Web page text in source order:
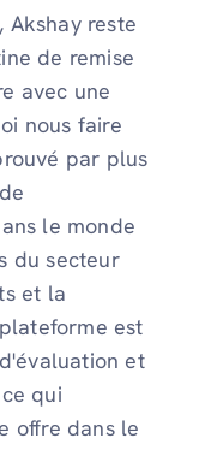
Akshay reste
de remise
avec une
nous faire
par plus
le monde
du secteur
et la
est
et
qui
offre dans le